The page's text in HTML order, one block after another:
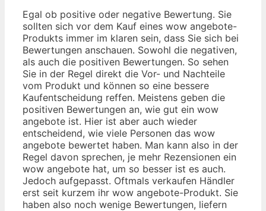
Egal ob positive oder negative Bewertung. Sie
sollten sich vor dem Kauf eines wow angebote-
Produkts immer im klaren sein, dass Sie sich bei
Bewertungen anschauen. Sowohl die negativen,
als auch die positiven Bewertungen. So sehen
Sie in der Regel direkt die Vor- und Nachteile
vom Produkt und können so eine bessere
Kaufentscheidung reffen. Meistens geben die
positiven Bewertungen an, wie gut ein wow
angebote ist. Hier ist aber auch wieder
entscheidend, wie viele Personen das wow
angebote bewertet haben. Man kann also in der
Regel davon sprechen, je mehr Rezensionen ein
wow angebote hat, um so besser ist es auch.
Jedoch aufgepasst. Oftmals verkaufen Händler
erst seit kurzem ihr wow angebote-Produkt. Sie
haben also noch wenige Bewertungen, liefern